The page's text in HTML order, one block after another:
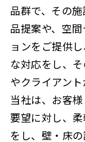
品群で、その
品提案や、空
ョンをご提供
な対応をし、
やクライアント
当社は、お客
要望に対し、
をし、壁・床